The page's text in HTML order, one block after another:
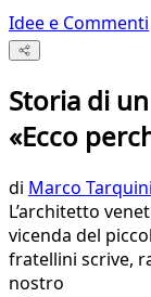
Idee e Commenti
Storia di
«Ecco
di Marco
L’architetto
vicenda del
fratellini scrive,
nostro